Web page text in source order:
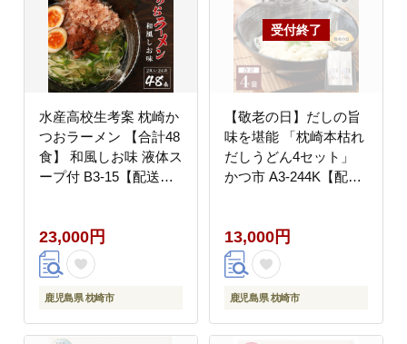
水産高校生考案 枕崎か
つおラーメン 【合計48
食】 和風しお味 液体ス
ープ付 B3-15【配送不
23,000円
鹿児島県 枕崎市
【敬老の日】だしの旨
味を堪能 「枕崎本枯れ
だしうどん4セット」
かつ市 A3-244K【配送
13,000円
鹿児島県 枕崎市